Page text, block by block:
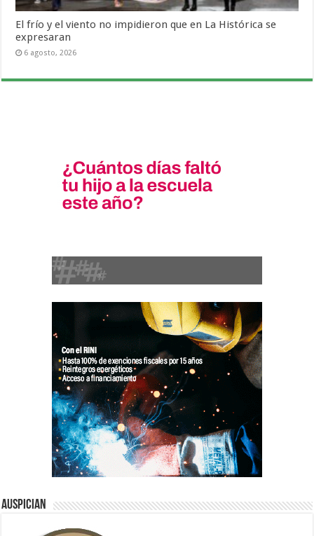
El frío y el viento no impidieron que en La Histórica se
expresaran
6 agosto, 2026
Auspician